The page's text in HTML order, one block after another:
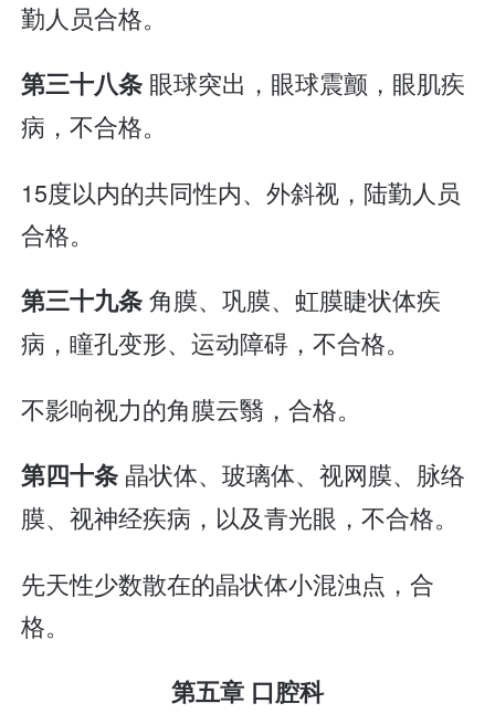
勤人员合格。
第三十八条 眼球突出，眼球震颤，眼肌疾
病，不合格。
15度以内的共同性内、外斜视，陆勤人员
合格。
第三十九条角膜、巩膜、虹膜睫状体疾
病，瞳孔变形、运动障碍，不合格。
不影响视力的角膜云翳，合格。
第四十条 晶状体、玻璃体、视网膜、脉络
膜、视神经疾病，以及青光眼，不合格。
先天性少数散在的晶状体小混浊点，合
格。
第五章 口腔科